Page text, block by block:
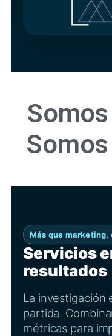
Somos
Más que
Servicios
resultados
La investigación
partida.
métricas para